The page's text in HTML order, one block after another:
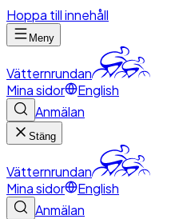
Hoppa till innehåll
Meny
Vätternrundan
Mina sidor
English
Anmälan
Stäng
Vätternrundan
Mina sidor
English
Anmälan